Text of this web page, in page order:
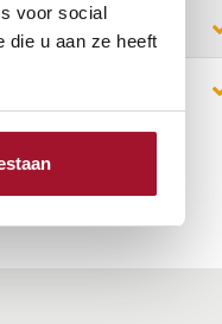
voor social
die u aan ze heeft